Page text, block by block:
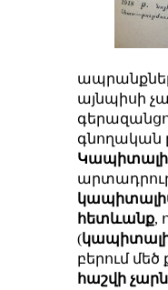
այնպիսի
գնողական
հետևանք,
(
բերում
հաշվի